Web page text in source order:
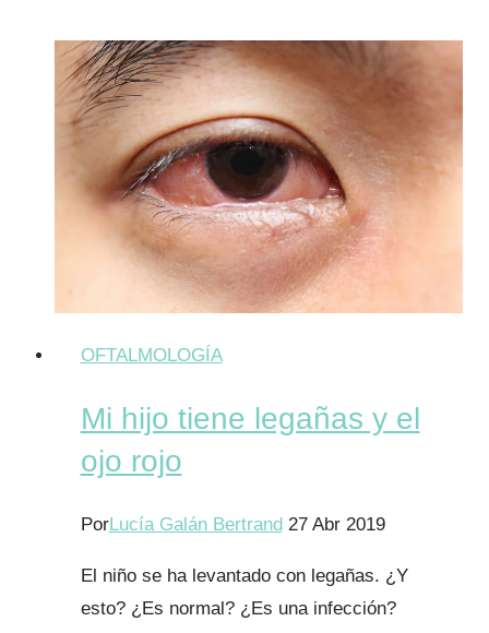
hijo
le
ha
entrado
algo
en
el
ojo!
Cuerpo
OFTALMOLOGÍA
Mi hijo tiene legañas y el
ojo rojo
PorLucía Galán Bertrand 27 Abr 2019
El niño se ha levantado con legañas. ¿Y
esto? ¿Es normal? ¿Es una infección?